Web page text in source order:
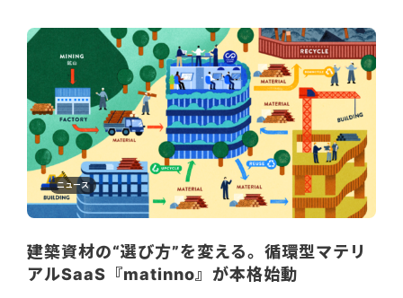
ニュース
建築資材の“選び方”を変える。循環型マテリ
アルSaaS『matinno』が本格始動